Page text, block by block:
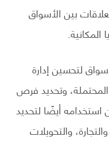
بين الأسواق
المكانية.
لتحسين إدارة
المحتملة، وتحديد فرص
أيضًا لتحديد
والتحويلات